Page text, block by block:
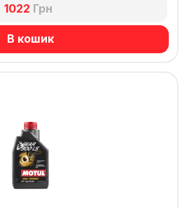
1022 Грн
В кошик